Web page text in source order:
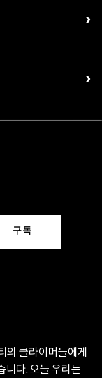
›
›
구독
의 클라이머들에게
니다. 오늘 우리는